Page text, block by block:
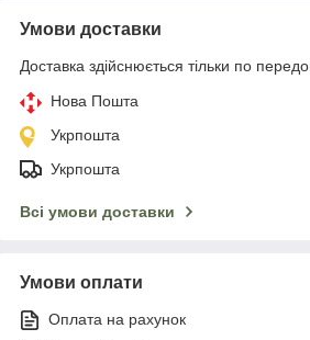
Умови доставки
Доставка здійснюється тільки по
Нова Пошта
Укрпошта
Укрпошта
Всі умови доставки
Умови оплати
Оплата на рахунок